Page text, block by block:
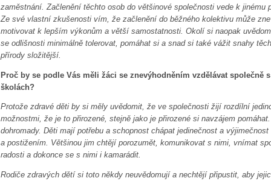
zaměstnání. Začlenění těchto osob do většinové společnosti vede k jinému
Ze své vlastní zkušenosti vím, že začlenění do běžného kolektivu může
motivovat k lepším výkonům a větší samostatnosti. Okolí si naopak
se odlišnosti minimálně tolerovat, pomáhat si a snad si také vážit snahy
přírody složitější.
Proč by se podle Vás měli žáci se znevýhodněním vzdělávat společně
školách?
Protože zdravé děti by si měly uvědomit, že ve společnosti žijí rozdílní
možnostmi, že je to přirozené, stejně jako je přirozené si navzájem
dohromady. Děti mají potřebu a schopnost chápat jedinečnost a
a postižením. Většinou jim chtějí porozumět, komunikovat s nimi, vnímat
radosti a dokonce se s nimi i kamarádit.
Rodiče zdravých dětí si toto někdy neuvědomují a nechtějí připustit, aby